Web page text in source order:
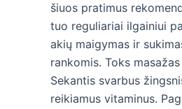
šiuos pratimus
tuo reguliariai ilgainiui
akių maigymas ir
rankomis. Toks
Sekantis svarbus
reikiamus vitaminus.